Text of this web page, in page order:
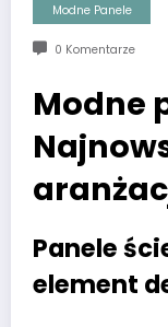
Modne Panele
0 Komentarze
Modne
Panele
element